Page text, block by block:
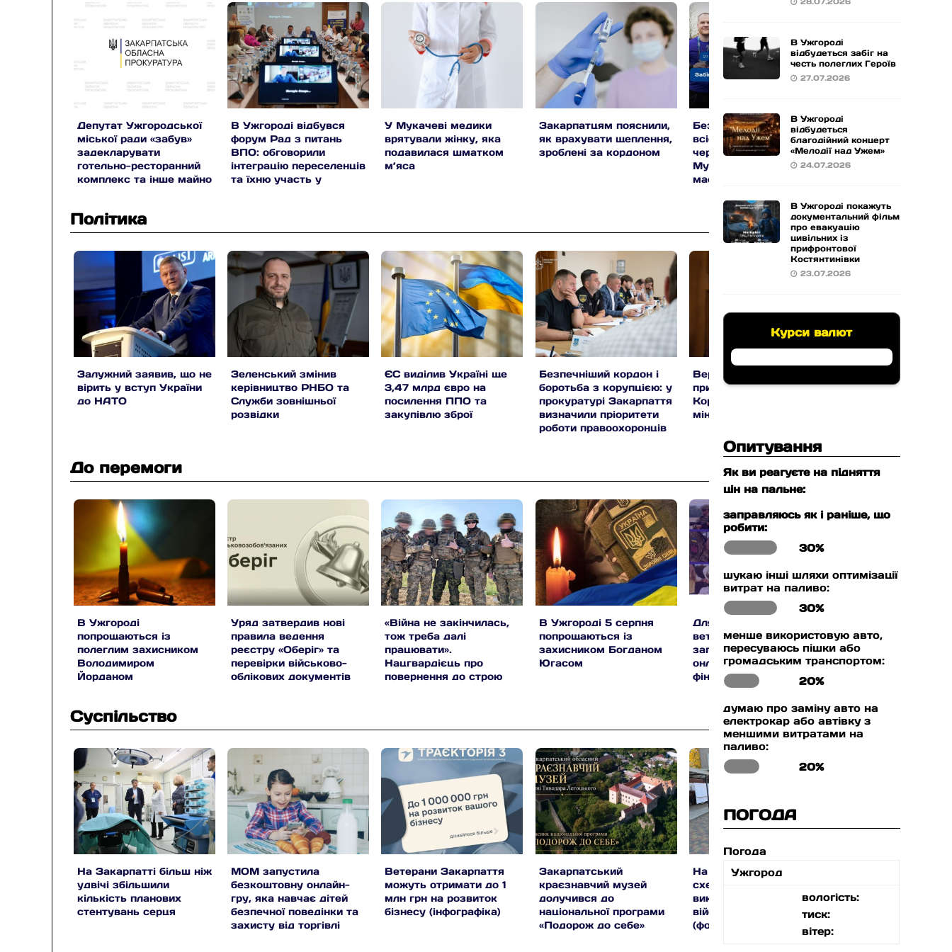
Депутат Ужгородської
міської ради «забув»
задекларувати
готельно-ресторанний
комплекс та інше майно
В Ужгороді відбувся
форум Рад з питань
ВПО: обговорили
інтеграцію переселенців
та їхню участь у
У Мукачеві медики
врятували жінку, яка
подавилася шматком
м’яса
Закарпатцям пояснили,
як врахувати щеплення,
зроблені за кордоном
Безкоштовні забіги для
всієї родини: наприкінці
червня в Ужгороді та
Мукачеві відбудуться
масштабні спортивні
Українці зможуть
швидше знаходити
найдешевші ліки:
розширило
Політика
Залужний заявив, що не
вірить у вступ України
до НАТО
Зеленський змінив
керівництво РНБО та
Служби зовнішньої
розвідки
ЄС виділив Україні ще
3,47 млрд євро на
посилення ППО та
закупівлю зброї
Безпечніший кордон і
боротьба з корупцією: у
прокуратурі Закарпаття
визначили пріоритети
роботи правоохоронців
Верховна Рада
призначила Сергія
Корецького Прем’єр-
міністром України
від участі в
До перемоги
В Ужгороді
попрощаються із
полеглим захисником
Володимиром
Йорданом
Уряд затвердив нові
правила ведення
реєстру «Оберіг» та
перевірки військово-
облікових документів
«Війна не закінчилась,
тож треба далі
працювати».
Нацгвардієць про
повернення до строю
В Ужгороді 5 серпня
попрощаються із
захисником Богданом
Югасом
Для військових,
ветеранів та їхніх родин
запустили новий
онлайн-ресурс із
фінансової грамотності
вимагає надати
заповідний статус
території «Річка
Суспільство
На Закарпатті більш ніж
удвічі збільшили
кількість планових
стентувань серця
МОМ запустила
безкоштовну онлайн-
гру, яка навчає дітей
безпечної поведінки та
захисту від торгівлі
Ветерани Закарпаття
можуть отримати до 1
млн грн на розвиток
бізнесу (інфографіка)
Закарпатський
краєзнавчий музей
долучився до
національної програми
«Подорож до себе»
На Закарпатті викрили
схему незаконного
виключення з
військового обліку
(фото)
двозонний або
В Ужгороді
відбудеться забіг на
честь полеглих Героїв
27.07.2026
В Ужгороді
відбудеться
благодійний концерт
«Мелодії над Ужем»
24.07.2026
В Ужгороді покажуть
документальний фільм
про евакуацію
цивільних із
прифронтової
Костянтинівки
23.07.2026
Курси валют
Опитування
Як ви реагуєте на підняття
цін на пальне:
заправляюсь як і раніше, що
робити:
30%
шукаю інші шляхи оптимізації
витрат на паливо:
30%
менше використовую авто,
пересуваюсь пішки або
громадським транспортом:
20%
думаю про заміну авто на
електрокар або автівку з
меншими витратами на
паливо:
20%
ПОГОДА
Погода
Ужгород
вологість:
тиск:
вітер: